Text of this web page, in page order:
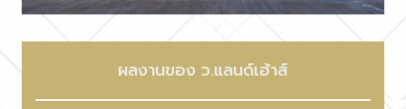
ผลงานของ ว.แลนด์เฮ้าส์